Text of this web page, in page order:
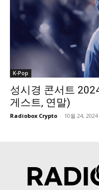
K-Pop
성시경 콘서트
게스트, 연말)
Radiobox Crypto - 10월 24, 2024